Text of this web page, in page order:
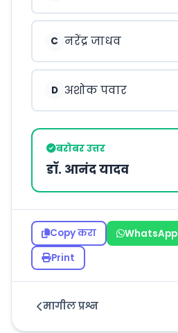
C नरेंद्र जाधव
D अशोक पवार
बरोबर उत्तर
डॉ. आनंद यादव
Copy करा WhatsApp
Print
मागील प्रश्न